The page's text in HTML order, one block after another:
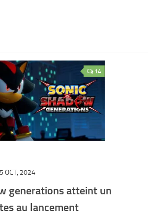
14
OCT, 2024
generations atteint un
au lancement